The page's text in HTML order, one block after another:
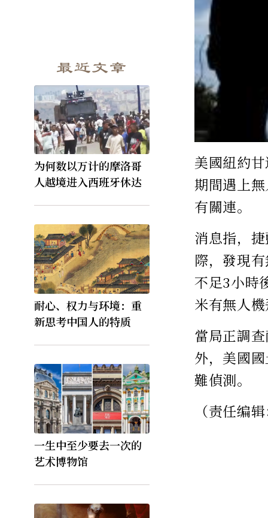
最近文章
为何数以万计的摩洛哥
人越境进入西班牙休达
耐心、权力与环境：重
新思考中国人的特质
一生中至少要去一次的
艺术博物馆
美國紐約
期間遇上
有關連。
消息指，
際，發現
不足3小時
米有無人
當局正調
外，美國
難偵測。
（责任编